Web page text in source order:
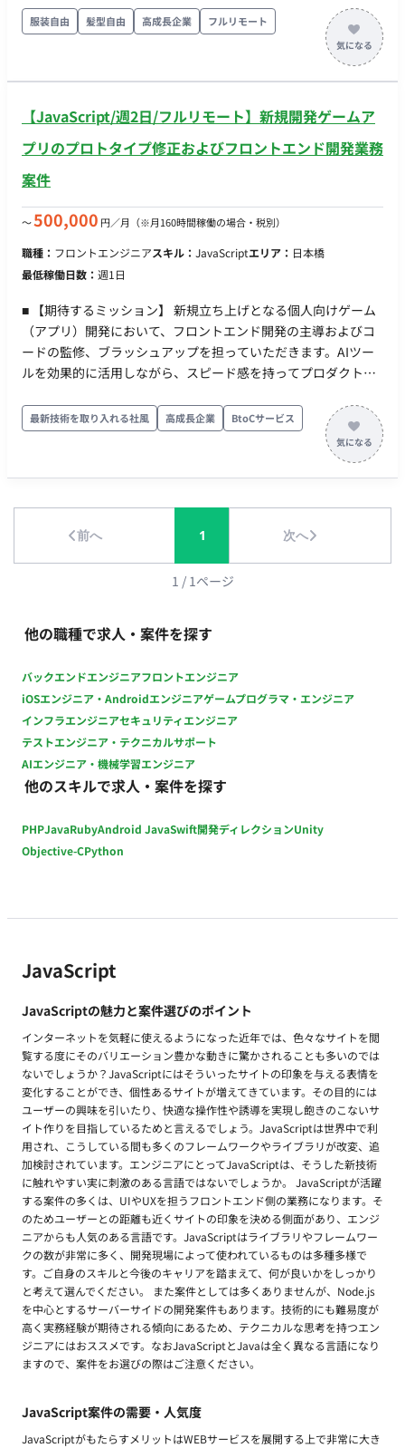
周知・改善等 ・各部署からの質問・改修依頼への回答（費用対
効果調査） ・ステークホルダーマップ（相関図）の作成及び関
ネージャー：1名 ・開発担当：2名 ◆主な開発環境・ツール◆
ョンツール：Slack・Notion ・ソースコード・バージョン管
理：Git
服装自由 髪型自由 高成長企業 フルリモート
【JavaScript/週2日/フルリモート】新規開発ゲームア
プリのプロトタイプ修正およびフロントエンド開発業務
案件
〜500,000 円／月 （※月160時間稼働の場合・税別）
職種： フロントエンジニアスキル： JavaScriptエリア： 日本橋
最低稼働日数： 週1日
■ 【期待するミッション】 新規立ち上げとなる個人向けゲーム
（アプリ）開発において、フロントエンド開発の主導およびコ
ードの監修、ブラッシュアップを担っていただきます。AIツー
ルを効果的に活用しながら、スピード感を持ってプロダクトの
内容・担当工程】 【フロントエンド開発およびコード監修】 構
築済みのプロトタイプ（土台）をベースに、フロントエンドの
ソースコード管理、リファクタリング、および追加機能の実装
を行います。また、AIツール（Claude等）を駆使した効率的な
モート稼働 ・フレックス稼働
最新技術を取り入れる社風 高成長企業 BtoCサービス
前へ 1 次へ
1 / 1ページ
他の職種で求人・案件を探す
バックエンドエンジニアフロントエンジニア
iOSエンジニア・Androidエンジニアゲームプログラマ・エンジニア
インフラエンジニアセキュリティエンジニア
テストエンジニア・テクニカルサポート
AIエンジニア・機械学習エンジニア
他のスキルで求人・案件を探す
PHPJavaRubyAndroid JavaSwift開発ディレクションUnity
Objective-CPython
JavaScript
JavaScriptの魅力と案件選びのポイント
インターネットを気軽に使えるようになった近年では、色々なサイトを閲
覧する度にそのバリエーション豊かな動きに驚かされることも多いのでは
ないでしょうか？JavaScriptにはそういったサイトの印象を与える表情を
変化することができ、個性あるサイトが増えてきています。その目的には
ユーザーの興味を引いたり、快適な操作性や誘導を実現し飽きのこないサ
イト作りを目指しているためと言えるでしょう。JavaScriptは世界中で利
用され、こうしている間も多くのフレームワークやライブラリが改変、追
加検討されています。エンジニアにとってJavaScriptは、そうした新技術
に触れやすい実に刺激のある言語ではないでしょうか。 JavaScriptが活躍
する案件の多くは、UIやUXを担うフロントエンド側の業務になります。そ
のためユーザーとの距離も近くサイトの印象を決める側面があり、エンジ
ニアからも人気のある言語です。JavaScriptはライブラリやフレームワー
クの数が非常に多く、開発現場によって使われているものは多種多様で
す。ご自身のスキルと今後のキャリアを踏まえて、何が良いかをしっかり
と考えて選んでください。 また案件としては多くありませんが、Node.js
を中心とするサーバーサイドの開発案件もあります。技術的にも難易度が
高く実務経験が期待される傾向にあるため、テクニカルな思考を持つエン
ジニアにはおススメです。なおJavaScriptとJavaは全く異なる言語になり
ますので、案件をお選びの際はご注意ください。
JavaScript案件の需要・人気度
JavaScriptがもたらすメリットはWEBサービスを展開する上で非常に大き